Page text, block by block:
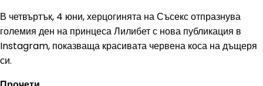
В четвъртък, 4 юни, херцогинята на Съсекс отпразнува
големия ден на принцеса Лилибет с нова публикация в
Instagram, показваща красивата червена коса на дъщеря
си.